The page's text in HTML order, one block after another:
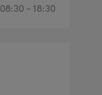
08:30 - 18:30